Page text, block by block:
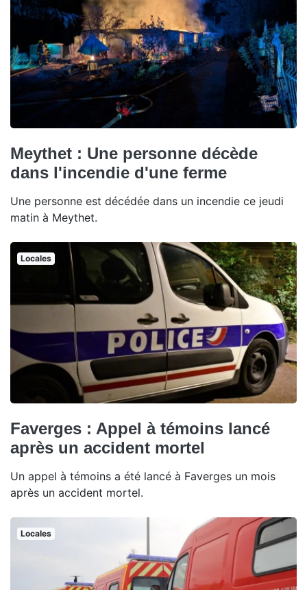
Meythet : Une personne décède
dans l'incendie d'une ferme
Une personne est décédée dans un incendie ce jeudi
matin à Meythet.
Locales
Faverges : Appel à témoins lancé
après un accident mortel
Un appel à témoins a été lancé à Faverges un mois
après un accident mortel.
Locales